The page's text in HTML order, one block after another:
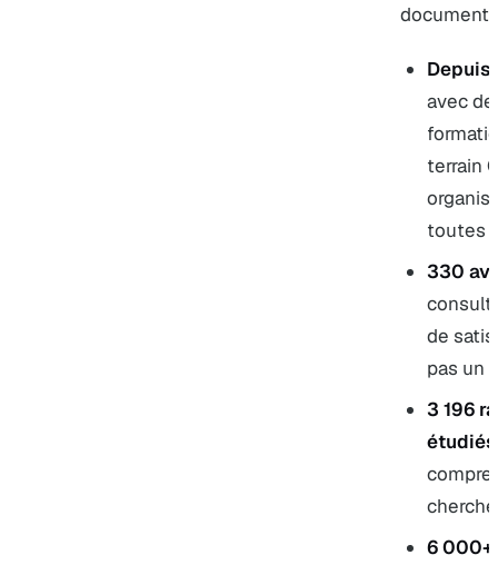
Depuis
avec
terrain
toutes
330
de
pas un
3 196
étudiés
6 000+